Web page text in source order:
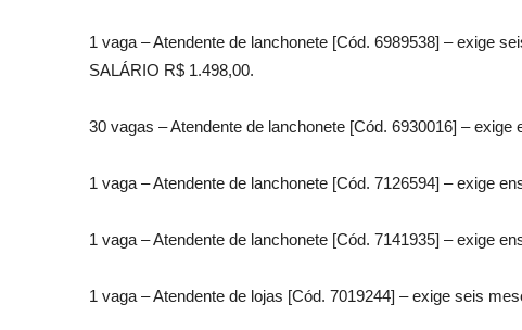
1 vaga – Atendente de lanchonete [Cód. 6989538] – exige
SALÁRIO R$ 1.498,00.
30 vagas – Atendente de lanchonete [Cód. 6930016] –
1 vaga – Atendente de lanchonete [Cód. 7126594] – exige
1 vaga – Atendente de lanchonete [Cód. 7141935] – exige
1 vaga – Atendente de lojas [Cód. 7019244] – exige seis